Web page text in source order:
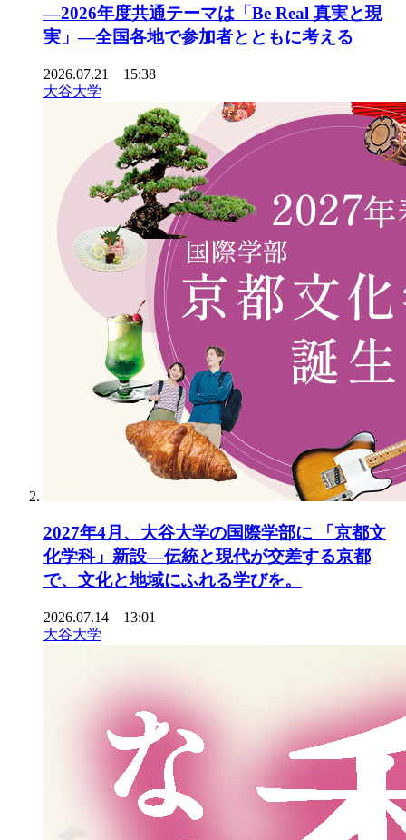
―2026年度共通テーマは「Be Real 真実と現
実」―全国各地で参加者とともに考える
2026.07.21 15:38
大谷大学
2027年4月、大谷大学の国際学部に 「京都文
化学科」新設—伝統と現代が交差する京都
で、文化と地域にふれる学びを。
2026.07.14 13:01
大谷大学